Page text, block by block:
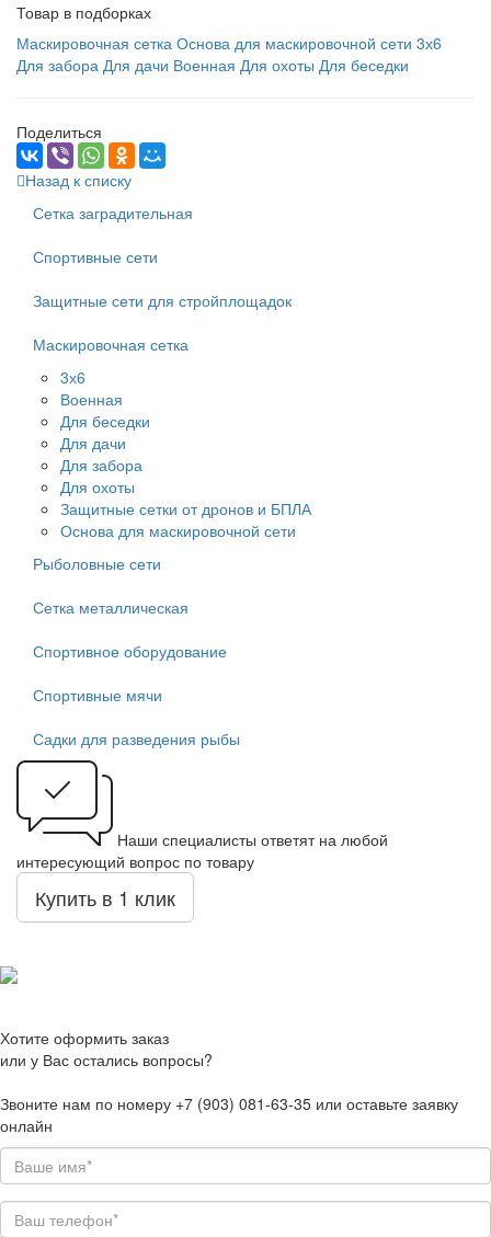
Товар в подборках
Маскировочная сетка Основа для маскировочной сети 3х6
Для забора Для дачи Военная Для охоты Для беседки
Поделиться
Назад к списку
Сетка заградительная
Спортивные сети
Защитные сети для стройплощадок
Маскировочная сетка
3х6
Военная
Для беседки
Для дачи
Для забора
Для охоты
Защитные сетки от дронов и БПЛА
Основа для маскировочной сети
Рыболовные сети
Сетка металлическая
Спортивное оборудование
Спортивные мячи
Садки для разведения рыбы
Наши специалисты ответят на любой
интересующий вопрос по товару
Купить в 1 клик
Хотите оформить заказ
или у Вас остались вопросы?
Звоните нам по номеру +7 (903) 081-63-35 или оставьте заявку
онлайн